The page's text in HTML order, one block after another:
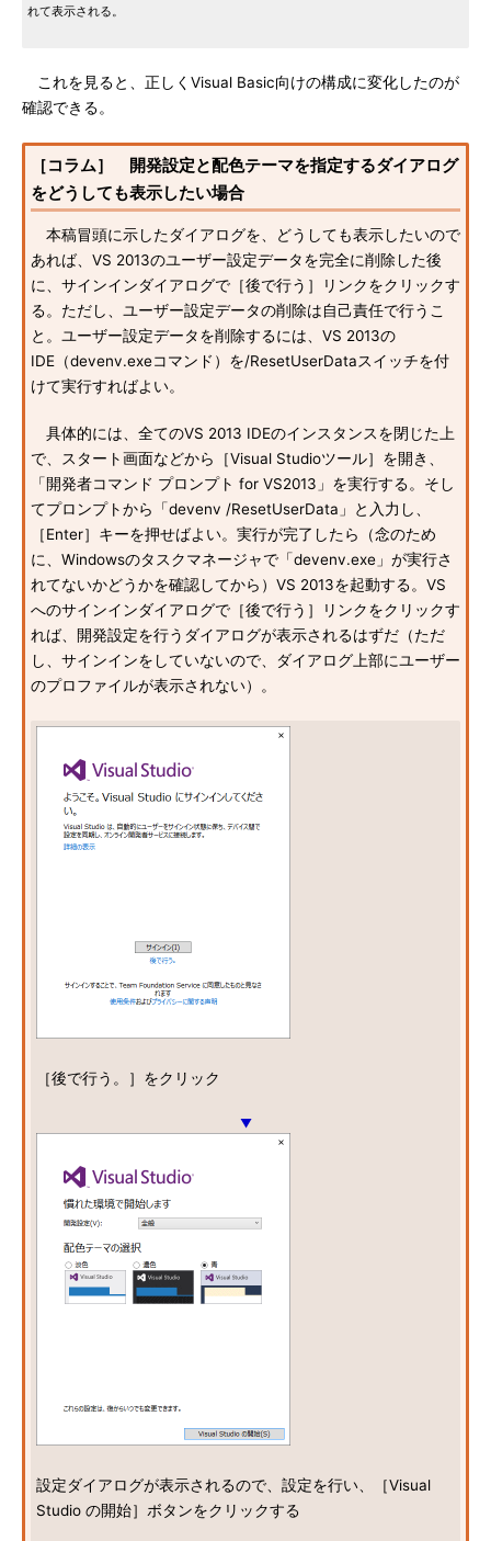
れて表示される。
これを見ると、正しくVisual Basic向けの構成に変化したのが
確認できる。
［コラム］ 開発設定と配色テーマを指定するダイアログ
をどうしても表示したい場合
本稿冒頭に示したダイアログを、どうしても表示したいので
あれば、VS 2013のユーザー設定データを完全に削除した後
に、サインインダイアログで［後で行う］リンクをクリックす
る。ただし、ユーザー設定データの削除は自己責任で行うこ
と。ユーザー設定データを削除するには、VS 2013の
IDE（devenv.exeコマンド）を/ResetUserDataスイッチを付
けて実行すればよい。
具体的には、全てのVS 2013 IDEのインスタンスを閉じた上
で、スタート画面などから［Visual Studioツール］を開き、
「開発者コマンド プロンプト for VS2013」を実行する。そし
てプロンプトから「devenv /ResetUserData」と入力し、
［Enter］キーを押せばよい。実行が完了したら（念のため
に、Windowsのタスクマネージャで「devenv.exe」が実行さ
れてないかどうかを確認してから）VS 2013を起動する。VS
へのサインインダイアログで［後で行う］リンクをクリックす
れば、開発設定を行うダイアログが表示されるはずだ（ただ
し、サインインをしていないので、ダイアログ上部にユーザー
のプロファイルが表示されない）。
［後で行う。］をクリック
▼
設定ダイアログが表示されるので、設定を行い、［Visual
Studio の開始］ボタンをクリックする